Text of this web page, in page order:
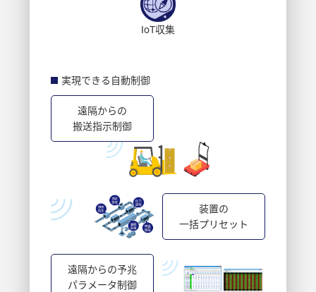
IoT収集
実現できる自動制御
遠隔からの
搬送指示制御
装置の
一括プリセット
遠隔からの予兆
パラメータ制御